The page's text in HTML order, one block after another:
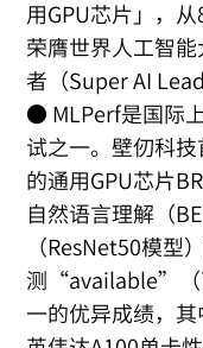
用GPU芯片」，
荣膺世界人工智
者（Super AI
● MLPerf是国际
试之一。壁仞科
的通用GPU芯片
自然语言理解（
（ResNet50模型
测“available”（
一的优异成绩，